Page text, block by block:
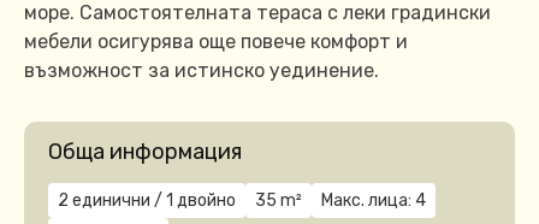
море. Самостоятелната тераса с леки градински
мебели осигурява още повече комфорт и
възможност за истинско уединение.
Обща информация
2 единични / 1 двойнo 35 m²
Макс. лица: 4